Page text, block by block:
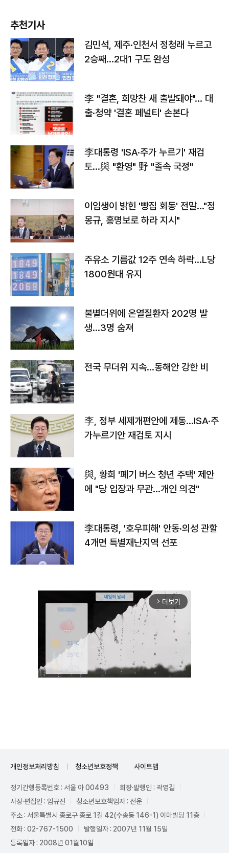
추천기사
김민석, 제주·인천서 정청래 누르고
2승째…2대1 구도 완성
李 "결혼, 희망찬 새 출발돼야"… 대
출·청약 '결혼 페널티' 손본다
李대통령 'ISA·주가 누르기' 재검
토…與 "환영" 野 "졸속 국정"
이임생이 밝힌 '빵집 회동' 전말…"정
몽규, 홍명보로 하라 지시"
주유소 기름값 12주 연속 하락…L당
1800원대 유지
불볕더위에 온열질환자 202명 발
생…3명 숨져
전국 무더위 지속…동해안 강한 비
李, 정부 세제개편안에 제동…ISA·주
가누르기안 재검토 지시
與, 황희 '폐기 버스 청년 주택' 제안
에 "당 입장과 무관…개인 의견"
李대통령, '호우피해' 안동·의성 관할
4개면 특별재난지역 선포
arrow_forward_ios 더보기
개인정보처리방침 청소년보호정책 사이트맵
정기간행등록번호 : 서울 아 00493
회장·발행인 : 곽영길
사장·편집인 : 임규진
청소년보호책임자 : 전운
주소 : 서울특별시 종로구 종로 1길 42(수송동 146-1) 이마빌딩 11층
전화 : 02-767-1500
발행일자 : 2007년 11월 15일
등록일자 : 2008년 01월10일